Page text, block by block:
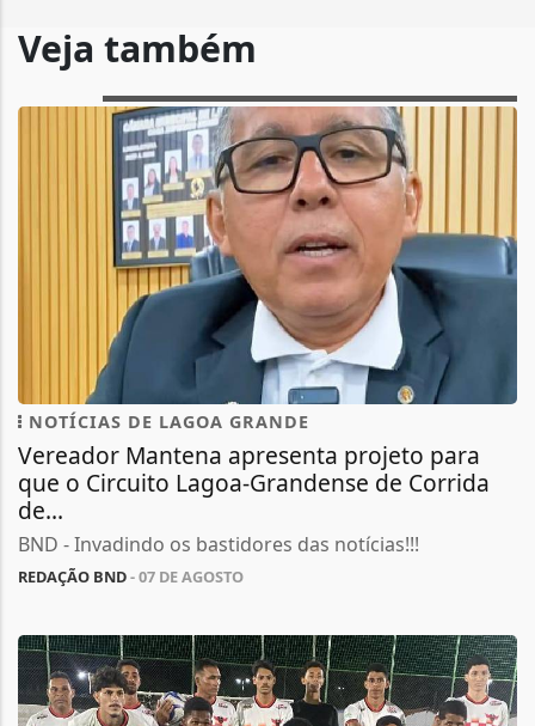
Veja também
NOTÍCIAS DE LAGOA GRANDE
Vereador Mantena apresenta projeto para
que o Circuito Lagoa-Grandense de Corrida
de...
BND - Invadindo os bastidores das notícias!!!
REDAÇÃO BND- 07 DE AGOSTO